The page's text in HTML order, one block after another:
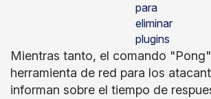
para
eliminar
plugins
Mientras tanto, el comando
herramienta de red para los
informan sobre el tiempo de